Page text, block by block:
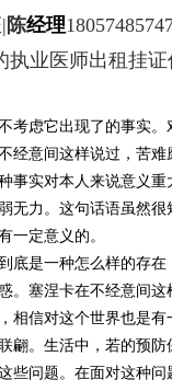
陈经理
业医师出租挂
虑它出现了的事实
意间这样说过，苦难
实对本人来说意义
力。这句话语虽然
一定意义的。
是一种怎么样的存
塞涅卡在不经意间
信对这个世界也是
。生活中，若的预
问题。在面对这种